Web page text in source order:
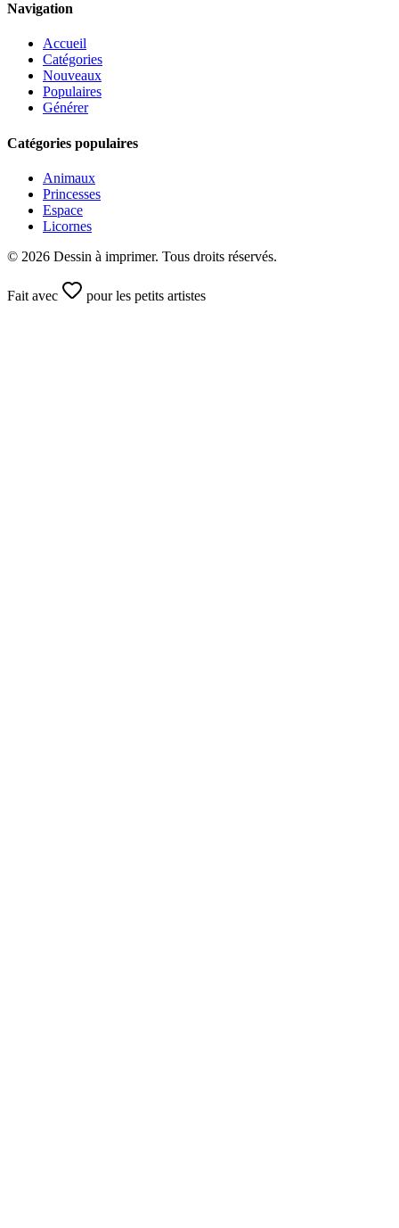
Navigation
Accueil
Catégories
Nouveaux
Populaires
Générer
Catégories populaires
Animaux
Princesses
Espace
Licornes
© 2026 Dessin à imprimer. Tous droits réservés.
Fait avec pour les petits artistes